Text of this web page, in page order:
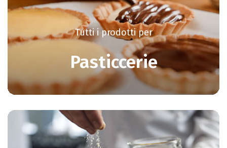
Tutti i prodotti per
Pasticcerie